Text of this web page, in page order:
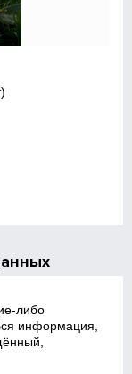
информация,